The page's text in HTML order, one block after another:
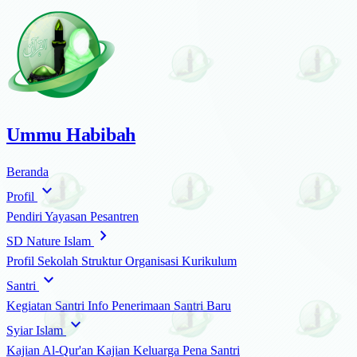
Ummu Habibah
Beranda
Profil
expand_more
Pendiri Yayasan Pesantren
SD Nature Islam
chevron_right
Profil Sekolah Struktur Organisasi Kurikulum
Santri
expand_more
Kegiatan Santri Info Penerimaan Santri Baru
Syiar Islam expand_more
Kajian Al-Qur'an Kajian Keluarga Pena Santri